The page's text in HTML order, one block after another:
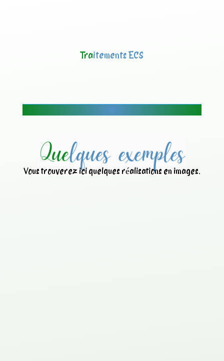
Traitements ECS
Vous trouverez ici quelques réalisations en images.